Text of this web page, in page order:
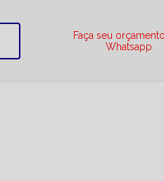
Faça seu
Whatsapp